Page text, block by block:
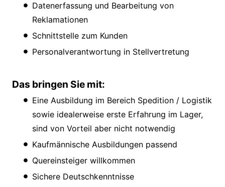
Datenerfassung und Bearbeitung von
Reklamationen
Schnittstelle zum Kunden
Personalverantwortung in Stellvertretung
Das bringen Sie mit:
Eine Ausbildung im Bereich Spedition / Logistik
sowie idealerweise erste Erfahrung im Lager,
sind von Vorteil aber nicht notwendig
Kaufmännische Ausbildungen passend
Quereinsteiger willkommen
Sichere Deutschkenntnisse